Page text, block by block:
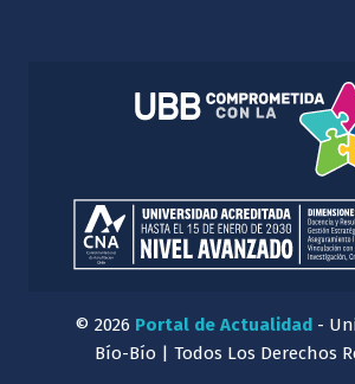
© 2026 Portal de Actualidad-
Bío-Bío | Todos Los Derechos